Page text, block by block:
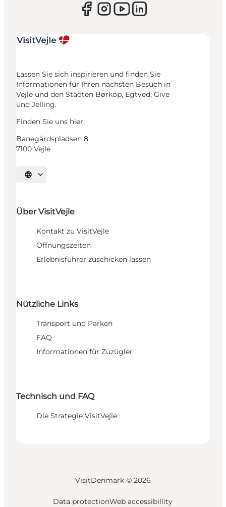
Lassen Sie sich inspirieren und finden Sie
Informationen für Ihren nächsten Besuch in
Vejle und den Städten Børkop, Egtved, Give
und Jelling.
Finden Sie uns hier:
Banegårdspladsen 8
7100 Vejle
Sprache auswählen
Über VisitVejle
Kontakt zu VisitVejle
Öffnungszeiten
Erlebnisführer zuschicken lassen
Nützliche Links
Transport und Parken
FAQ
Informationen für Zuzügler
Technisch und FAQ
Die Strategie VisitVejle
VisitDenmark © 2026
Data protectionWeb accessibillity